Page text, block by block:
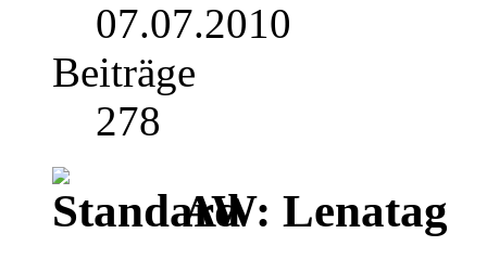
07.07.2010
Beiträge
278
AW: Lenatag